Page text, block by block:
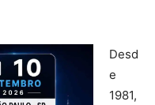
Desd
e
1981,